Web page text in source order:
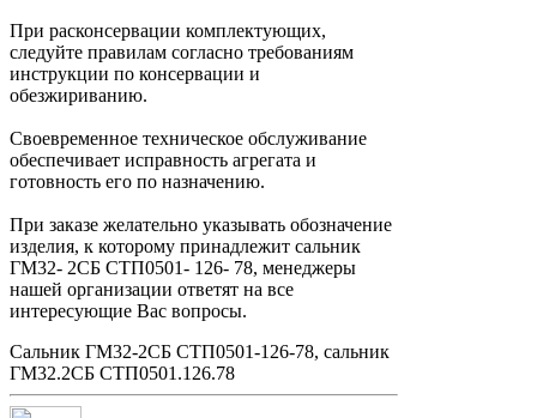
При расконсервации комплектующих,
следуйте правилам согласно требованиям
инструкции по консервации и
обезжириванию.
Своевременное техническое обслуживание
обеспечивает исправность агрегата и
готовность его по назначению.
При заказе желательно указывать обозначение
изделия, к которому принадлежит сальник
ГМ32- 2СБ СТП0501- 126- 78, менеджеры
нашей организации ответят на все
интересующие Вас вопросы.
Сальник ГМ32-2СБ СТП0501-126-78, сальник
ГМ32.2СБ СТП0501.126.78